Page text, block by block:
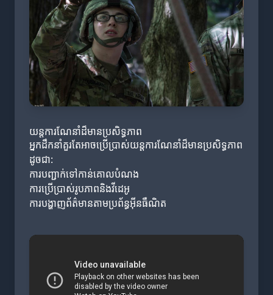
យន្តការណែនាំដ៏មានប្រសិទ្ធភាព
អ្នកដឹកនាំគួរតែអាចប្រើប្រាស់យន្តការណែនាំដ៏មានប្រសិទ្ធភាព
ដូចជា:
ការបញ្ជាក់ទៅកាន់គោលបំណង
ការប្រើប្រាស់រូបភាពនិងវីដេអូ
ការបង្ហាញព័ត៌មានតាមប្រព័ន្ធអ៊ីនធឺណិត